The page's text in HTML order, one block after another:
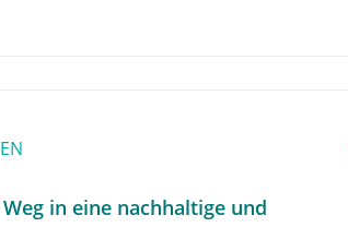
in eine nachhaltige und